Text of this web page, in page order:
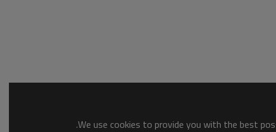
We use cookies to provide you with the best